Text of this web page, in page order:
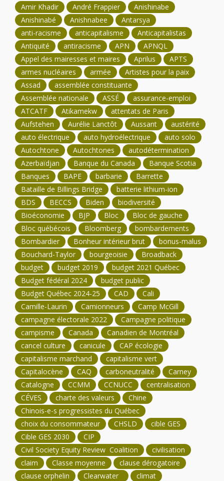
Amir Khadir André Frappier
Anishinabe
Anishinabé
Anishnabee
Antarsya
anti-racisme
anticapitalisme
Anticapitalistas
Antiquité
antiracisme APN
APNQL
Appel des mairesses et maires
Aprilus
APTS
armes nucléaires
armée
Artistes pour la paix
Assad
assemblée constituante
Assemblée nationale
ASSÉ
assurance-emploi
ATCATF
Atikamekw
attentats de Paris
Aufstehen
Aurélie Lanctôt Aussant
austérité
auto électrique
auto hydroélectrique
auto solo
Autochtone
Autochtones
autodétermination
Azerbaïdjan
Banque du Canada
Banque Scotia
Banques
BAPE barbarie
Barrette
Bataille de Billings Bridge
batterie lithium-ion
BDS
BECCS Biden
biodiversité
Bioéconomie
BJP Bloc
Bloc de gauche
Bloc québécois
Bloomberg
bombardements
Bombardier
Bonheur intérieur brut
bonus-malus
Bouchard-Taylor
bourgeoisie
Broadback
budget
budget 2019
budget 2021 Québec
Budget fédéral 2024
budget public
Budget Québec 2024-25
CAD
Cali
Camille-Laurin
Camionneurs
Camp McGill
campagne électorale 2022
Campagne politique
campisme
Canada
Canadien de Montréal
cancel culture
canicule
CAP écologie
capitalisme marchand
capitalisme vert
Capitalocène
CAQ carboneutralité
Carney
Catalogne
CCMM CCNUCC
centralisation
CÉVES
charte des valeurs
Chine
Chinois-e-s progressistes du Québec
choix du consommateur
CHSLD
cible GES
Cible GES 2030
CIP
Civil Society Equity Review Coalition
civilisation
claim
Classe moyenne
clause dérogatoire
clause orphelin
Clearwater
climat